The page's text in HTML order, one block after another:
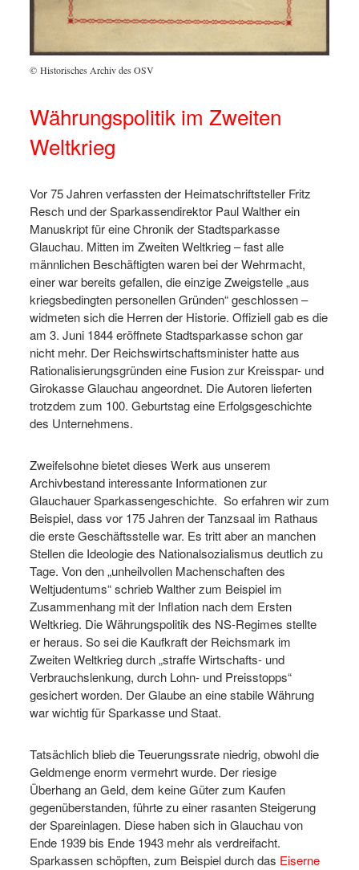
© Historisches Archiv des OSV
Währungspolitik im Zweiten
Weltkrieg
Vor 75 Jahren verfassten der Heimatschriftsteller Fritz
Resch und der Sparkassendirektor Paul Walther ein
Manuskript für eine Chronik der Stadtsparkasse
Glauchau. Mitten im Zweiten Weltkrieg – fast alle
männlichen Beschäftigten waren bei der Wehrmacht,
einer war bereits gefallen, die einzige Zweigstelle „aus
kriegsbedingten personellen Gründen“ geschlossen –
widmeten sich die Herren der Historie. Offiziell gab es die
am 3. Juni 1844 eröffnete Stadtsparkasse schon gar
nicht mehr. Der Reichswirtschaftsminister hatte aus
Rationalisierungsgründen eine Fusion zur Kreisspar- und
Girokasse Glauchau angeordnet. Die Autoren lieferten
trotzdem zum 100. Geburtstag eine Erfolgsgeschichte
des Unternehmens.
Zweifelsohne bietet dieses Werk aus unserem
Archivbestand interessante Informationen zur
Glauchauer Sparkassengeschichte. So erfahren wir zum
Beispiel, dass vor 175 Jahren der Tanzsaal im Rathaus
die erste Geschäftsstelle war. Es tritt aber an manchen
Stellen die Ideologie des Nationalsozialismus deutlich zu
Tage. Von den „unheilvollen Machenschaften des
Weltjudentums“ schrieb Walther zum Beispiel im
Zusammenhang mit der Inflation nach dem Ersten
Weltkrieg. Die Währungspolitik des NS-Regimes stellte
er heraus. So sei die Kaufkraft der Reichsmark im
Zweiten Weltkrieg durch „straffe Wirtschafts- und
Verbrauchslenkung, durch Lohn- und Preisstopps“
gesichert worden. Der Glaube an eine stabile Währung
war wichtig für Sparkasse und Staat.
Tatsächlich blieb die Teuerungssrate niedrig, obwohl die
Geldmenge enorm vermehrt wurde. Der riesige
Überhang an Geld, dem keine Güter zum Kaufen
gegenüberstanden, führte zu einer rasanten Steigerung
der Spareinlagen. Diese haben sich in Glauchau von
Ende 1939 bis Ende 1943 mehr als verdreifacht.
Sparkassen schöpften, zum Beispiel durch das Eiserne